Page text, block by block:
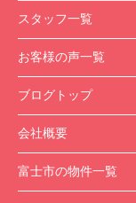
スタッフ一覧
お客様の声一覧
ブログトップ
会社概要
富士市の物件一覧